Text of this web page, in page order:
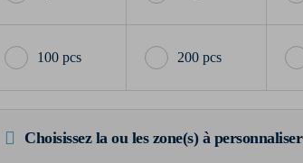
100 pcs 200 pcs
Choisissez la ou les zone(s) à personnaliser